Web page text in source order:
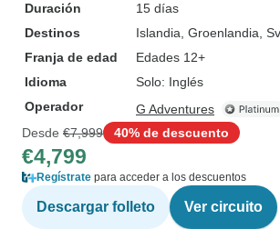
Duración
15 días
Destinos
Islandia , Groenlandia ,
Franja de edad
Edades 12+
Idioma
Solo: Inglés
Operador
G Adventures
Desde €7,999 40% de descuento
€4,799
Regístrate para acceder a los descuentos
Descargar folleto Ver circuito